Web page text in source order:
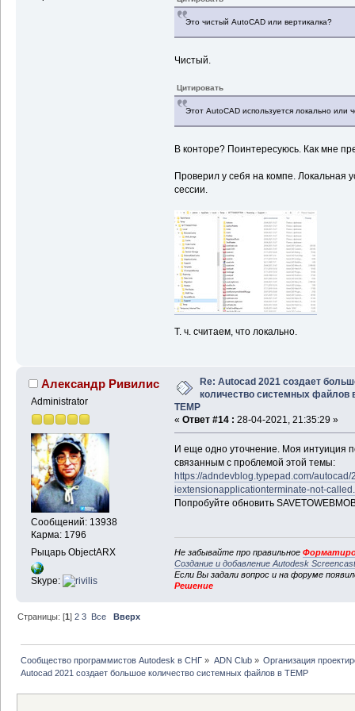
Это чистый AutoCAD или вертикалка?
Чистый.
Цитировать
Этот AutoCAD используется локально или
В конторе? Поинтересуюсь. Как мне
Проверил у себя на компе. Локальная
сессии.
Т. ч. считаем, что локально.
Александр Ривилис
Administrator
Сообщений: 13938
Карма: 1796
Рыцарь ObjectARX
Skype:
Re: Autocad 2021 создает
количество системных файлов
TEMP
« Ответ #14 : 28-04-2021, 21:35:29 »
И еще одно уточнение. Моя интуиция
связанным с проблемой этой темы:
https://adndevblog.typepad.com/
iextensionapplicationterminate-not-
Попробуйте обновить
Не забывайте про правильное
Создание и добавление Autodesk
Если Вы задали вопрос и на форуме
Решение
Страницы: [1]2 3 Все Вверх
Сообщество программистов Autodesk в СНГ » ADN Club» Организация
Autocad 2021 создает большое количество системных файлов в TEMP